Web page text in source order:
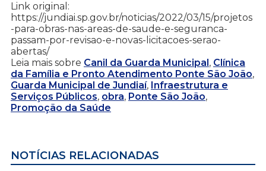
Link original:
https://jundiai.sp.gov.br/noticias/2022/03/15/projetos
-para-obras-nas-areas-de-saude-e-seguranca-
passam-por-revisao-e-novas-licitacoes-serao-
abertas/
Leia mais sobre Canil da Guarda Municipal , Clínica
da Família e Pronto Atendimento Ponte São João,
Guarda Municipal de Jundiaí, Infraestrutura e
Serviços Públicos, obra, Ponte São João,
Promoção da Saúde
NOTÍCIAS RELACIONADAS